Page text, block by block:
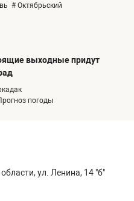
# Октябрьский
выходные придут
погоды
ул. Ленина, 14 "б"